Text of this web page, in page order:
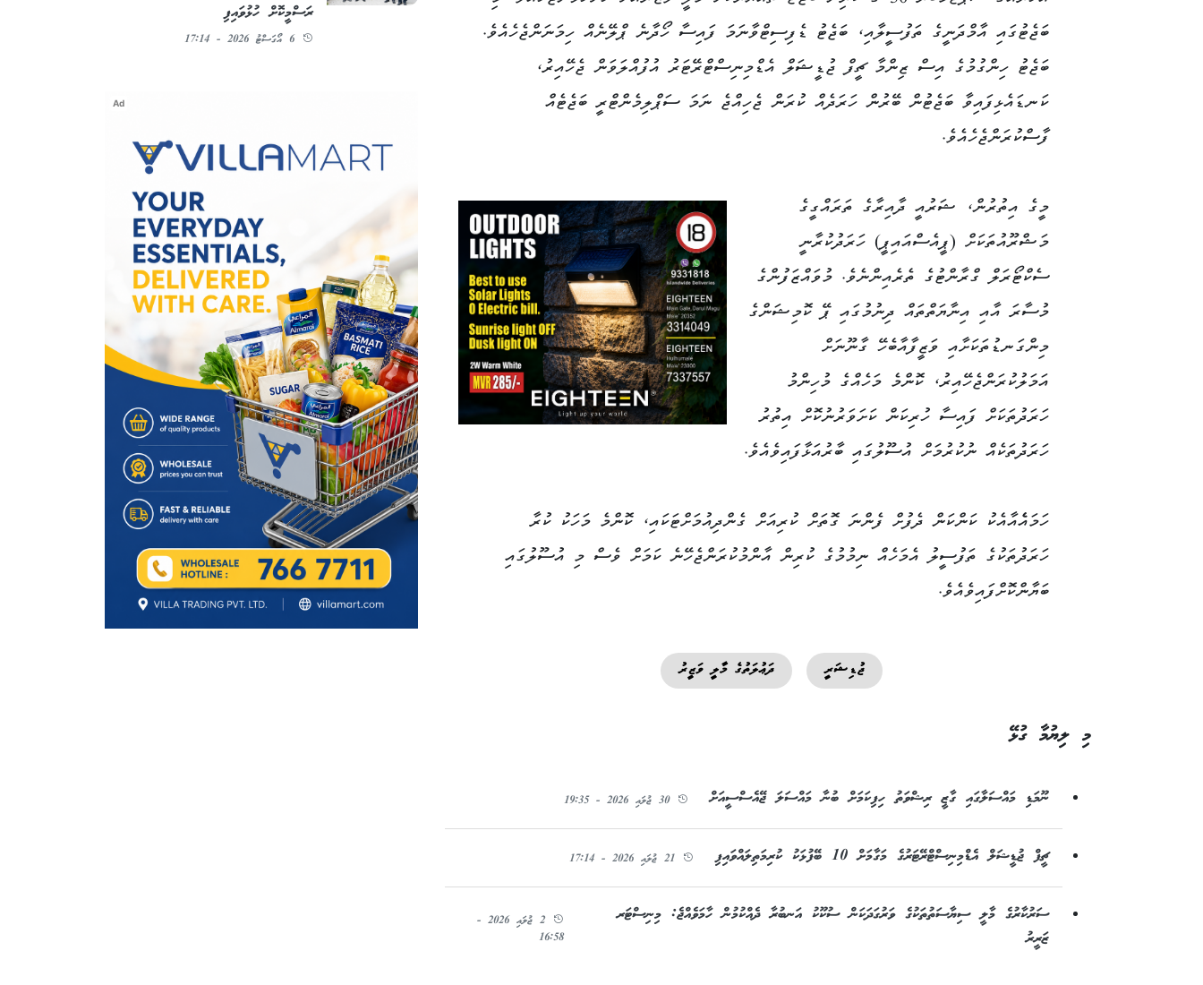
ބަޖެޓުގައި އާމްދަނީގެ ތަފުސީލާއި، ބަޖެޓު ޑެފިސިޓްވާނަމަ ފައިސާ ހޯދާނެ ޕްލޭނެއް ހިމަނަންޖެހެއެވެ.
ބަޖެޓު ހިންގުމުގެ އިސް ޒިންމާ ޗީފް ޖުޑީޝަލް އެޑްމިނިސްޓްރޭޓަރު އުފުއްލަވަން ޖެހޭއިރު،
ކަނޑައެޅިފައިވާ ބަޖެޓުން ބޭރުން ހަރަދެއް ކުރަން ޖެހިއްޖެ ނަމަ ސަޕްލިމެންޓްރީ ބަޖެޓެއް
ފާސްކުރަންޖެހެއެވެ.
މީގެ އިތުރުން، ޝަރުއީ ދާއިރާގެ ތަރައްގީގެ
މަޝްރޫއުތަކަށް (ޕީއެސްއައިޕީ) ހަރަދުކުރާނީ
ސެކްޓޯރަލް ގްރާންޓުގެ ތެރެއިންނެވެ. މުވައްޒަފުންގެ
މުސާރަ އާއި އިނާޔަތްތައް ދިނުމުގައި ޕޭ ކޮމިޝަންގެ
މިންގަނޑުތަކަށާއި ވަޒީފާއާބެހޭ ގާނޫނަށް
އަމަލުކުރަންޖެހޭއިރު، ކޮންމެ މަހެއްގެ މުހިންމު
ހަރަދުތަކަށް ފައިސާ ހުރިކަން ކަށަވަރުނުކޮށް އިތުރު
ހަރަދުތަކެއް ނުކުރުމަށް އުސޫލުގައި ބާރުއަޅާފައިވެއެވެ.
ހަމައެެއާއެކު ކަންކަން ދެފުށް ފެންނަ ގޮތަށް ކުރިއަށް ގެންދިއުމަށްޓަކައި، ކޮންމެ މަހަކު ކުރާ
ހަރަދުތަކުގެ ތަފުސީލު އެމަހެއް ނިމުމުގެ ކުރިން އާންމުކުރަންޖެހޭނެ ކަމަށް ވެސް މި އުސޫލުގައި
ބަޔާންކޮށްފައިވެއެވެ.
ޖުޑިޝަރީ ދަޢުލަތުގެ މާލީ ވަޒީރު
މި ލިޔުމާ ގުޅޭ
ނޫމަޑި މައްސަލާގައި ގާޒީ ރިޝްވަތު ހިފިކަމަށް ބުނާ މައްސަލަ ޖޭއެސްސީއަށް 30 ޖުލައި 2026 - 19:35
ޗީފް ޖުޑީޝަލް އެޑްމިނިސްޓްރޭޓަރުގެ މަގާމަށް 10 ބޭފުޅަކު ކުރިމަތިލައްވައިފި
ސަރުކާރުގެ މާލީ ސިޔާސަތުތަކުގެ ވަރުގަދަކަން ސުކޫކު އަނބުރާ ދެއްކުމުން ހާމަވެއްޖެ: މިނިސްޓަރ
ޒަރީރު
2 ޖުލައި 2026 -
16:58
ރަސްމީކޮށް ހުޅުވައިފި
6 އޯގަސްޓު 2026 - 17:14
Ad